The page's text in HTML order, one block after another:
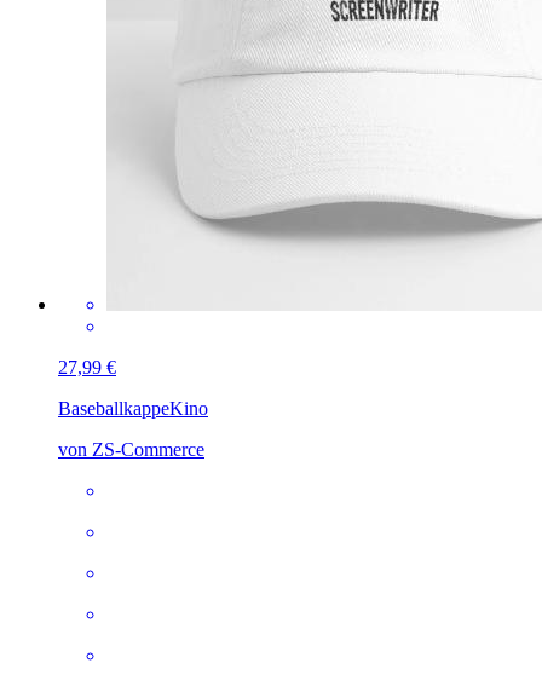
27,99 €
BaseballkappeKino
von ZS-Commerce